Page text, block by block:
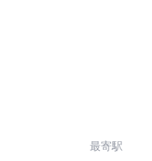
最寄駅